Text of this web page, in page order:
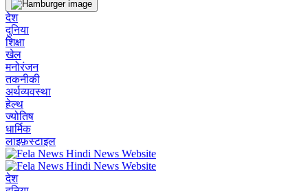
देश
दुनिया
शिक्षा
खेल
मनोरंजन
तकनीकी
अर्थव्यवस्था
हेल्थ
ज्योतिष
धार्मिक
लाइफ़स्टाइल
देश